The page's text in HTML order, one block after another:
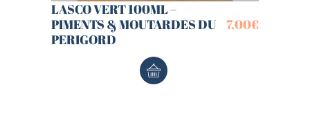
LASCO VERT 100ML –
PIMENTS & MOUTARDES DU
PERIGORD
7,00€